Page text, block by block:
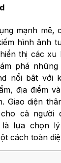
mạnh mẽ,
hình ảnh
thị các xu
phá
nổi bật với
địa điểm
Giao diện
cả người
lựa chọn
cách toàn